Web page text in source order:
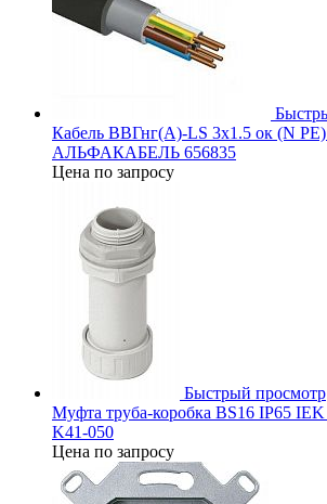
Кабель ВВГнг(А)-LS 3х1.5 ок (N
АЛЬФАКАБЕЛЬ 656835
Цена по запросу
Быстрый просмотр
Муфта труба-коробка BS16 IP65
K41-050
Цена по запросу